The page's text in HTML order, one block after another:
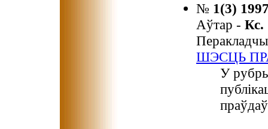
№ 1(3)
Аўтар -
ШЭСЦЬ
У